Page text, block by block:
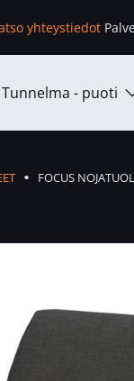
yhteystiedot
Tunnelma - puoti
FOCUS